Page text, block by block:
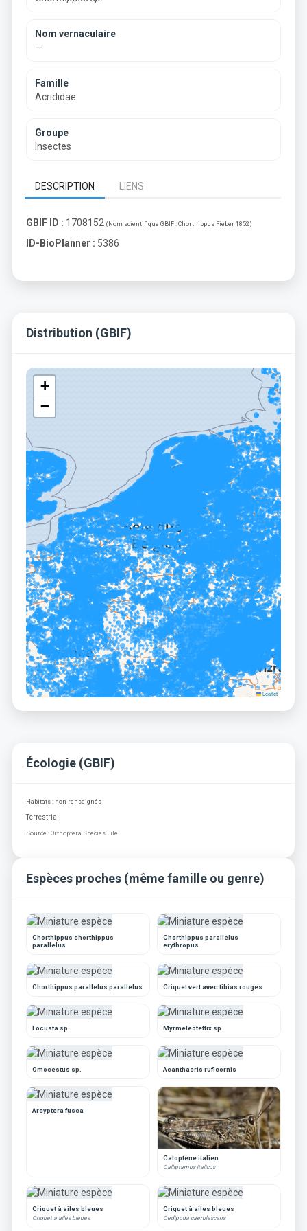
Nom vernaculaire
—
Famille
Acrididae
Groupe
Insectes
DESCRIPTION LIENS
GBIF ID : 1708152 (Nom scientifique GBIF : Chorthippus Fieber, 1852)
ID-BioPlanner : 5386
Distribution (GBIF)
+
−
Leaflet
Écologie (GBIF)
Habitats : non renseignés
Terrestrial.
Source : Orthoptera Species File
Espèces proches (même famille ou genre)
Chorthippus chorthippus
parallelus
Chorthippus parallelus
erythropus
Chorthippus parallelus parallelus Criquet vert avec tibias rouges
Locusta sp. Myrmeleotettix sp.
Omocestus sp. Acanthacris ruficornis
Arcyptera fusca
Caloptène italien
Calliptamus italicus
Criquet à ailes bleues
Criquet à ailes bleues
Criquet à ailes bleues
Oedipoda caerulescens